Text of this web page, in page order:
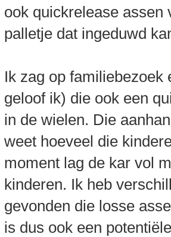
ook quickrelease assen
palletje dat ingeduwd
Ik zag op familiebezoek
geloof ik) die ook een
in de wielen. Die
weet hoeveel die
moment lag de kar vol
kinderen. Ik heb
gevonden die losse
is dus ook een